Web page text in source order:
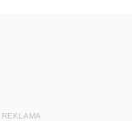
REKLAMA